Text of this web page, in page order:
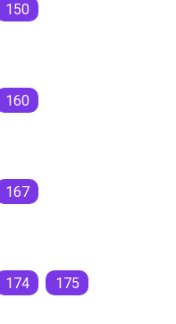
150
160
167
174 175